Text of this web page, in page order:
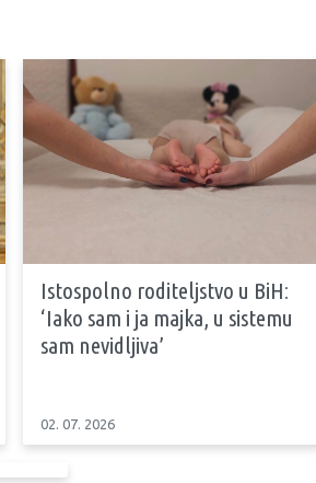
Istospolno roditeljstvo u BiH:
‘Iako sam i ja majka, u sistemu
sam nevidljiva’
02. 07. 2026